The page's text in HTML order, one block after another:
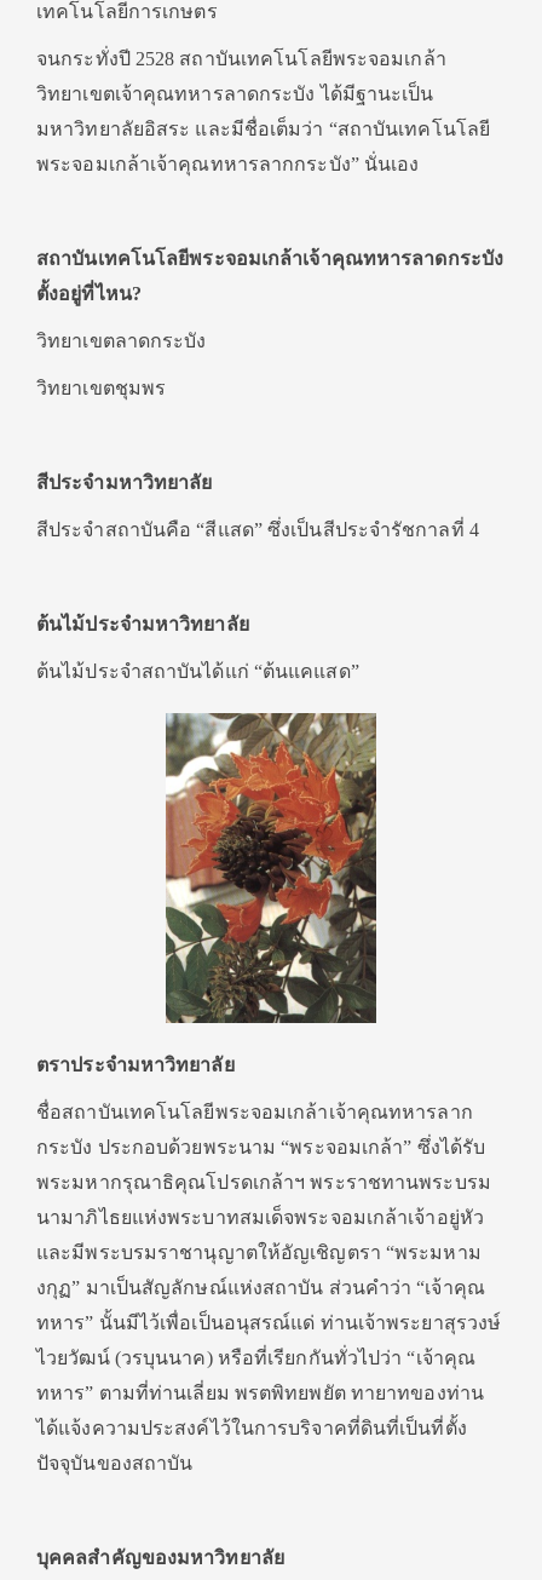
เทคโนโลยีการเกษตร
จนกระทั่งปี 2528 สถาบันเทคโนโลยีพระจอมเกล้า
วิทยาเขตเจ้าคุณทหารลาดกระบัง ได้มีฐานะเป็น
มหาวิทยาลัยอิสระ และมีชื่อเต็มว่า “สถาบันเทคโนโลยี
พระจอมเกล้าเจ้าคุณทหารลากกระบัง” นั่นเอง
สถาบันเทคโนโลยีพระจอมเกล้าเจ้าคุณทหารลาดกระบัง
ตั้งอยู่ที่ไหน?
วิทยาเขตลาดกระบัง
วิทยาเขตชุมพร
สีประจำมหาวิทยาลัย
สีประจำสถาบันคือ “สีแสด” ซึ่งเป็นสีประจำรัชกาลที่ 4
ต้นไม้ประจำมหาวิทยาลัย
ต้นไม้ประจำสถาบันได้แก่ “ต้นแคแสด”
ตราประจำมหาวิทยาลัย
ชื่อสถาบันเทคโนโลยีพระจอมเกล้าเจ้าคุณทหารลาก
กระบัง ประกอบด้วยพระนาม “พระจอมเกล้า” ซึ่งได้รับ
พระมหากรุณาธิคุณโปรดเกล้าฯ พระราชทานพระบรม
นามาภิไธยแห่งพระบาทสมเด็จพระจอมเกล้าเจ้าอยู่หัว
และมีพระบรมราชานุญาตให้อัญเชิญตรา “พระมหาม
งกุฏ” มาเป็นสัญลักษณ์แห่งสถาบัน ส่วนคำว่า “เจ้าคุณ
ทหาร” นั้นมีไว้เพื่อเป็นอนุสรณ์แด่ ท่านเจ้าพระยาสุรวงษ์
ไวยวัฒน์ (วรบุนนาค) หรือที่เรียกกันทั่วไปว่า “เจ้าคุณ
ทหาร” ตามที่ท่านเลี่ยม พรตพิทยพยัต ทายาทของท่าน
ได้แจ้งความประสงค์ไว้ในการบริจาคที่ดินที่เป็นที่ตั้ง
ปัจจุบันของสถาบัน
บุคคลสำคัญของมหาวิทยาลัย